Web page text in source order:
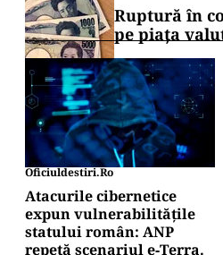
Ruptură în
pe piața
Oficiuldestiri.ro
Atacurile cibernetice
expun vulnerabilitățile
statului român: ANP
repetă scenariul e‑Terra.